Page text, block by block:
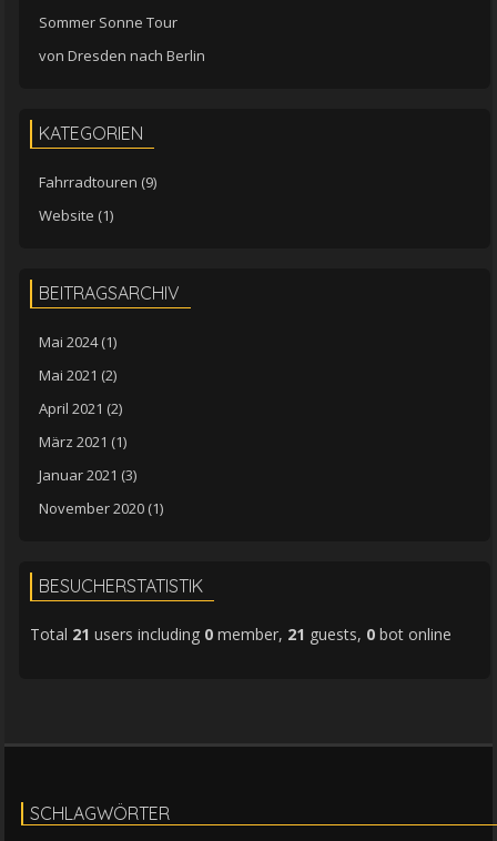
Sommer Sonne Tour
von Dresden nach Berlin
KATEGORIEN
Fahrradtouren (9)
Website (1)
BEITRAGSARCHIV
Mai 2024(1)
Mai 2021 (2)
April 2021 (2)
März 2021 (1)
Januar 2021 (3)
November 2020 (1)
BESUCHERSTATISTIK
Total 21 users including 0 member, 21 guests, 0 bot online
SCHLAGWÖRTER